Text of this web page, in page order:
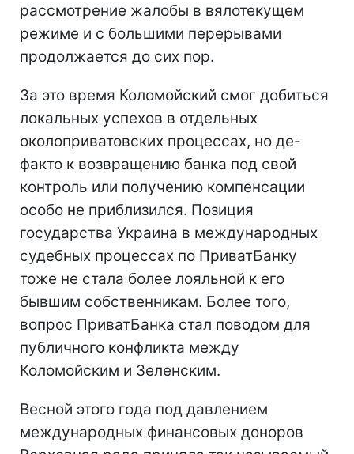
рассмотрение жалобы в вялотекущем
режиме и с большими перерывами
продолжается до сих пор.
За это время Коломойский смог добиться
локальных успехов в отдельных
околоприватовских процессах, но де-
факто к возвращению банка под свой
контроль или получению компенсации
особо не приблизился. Позиция
государства Украина в международных
судебных процессах по ПриватБанку
тоже не стала более лояльной к его
бывшим собственникам. Более того,
вопрос ПриватБанка стал поводом для
публичного конфликта между
Коломойским и Зеленским.
Весной этого года под давлением
международных финансовых доноров